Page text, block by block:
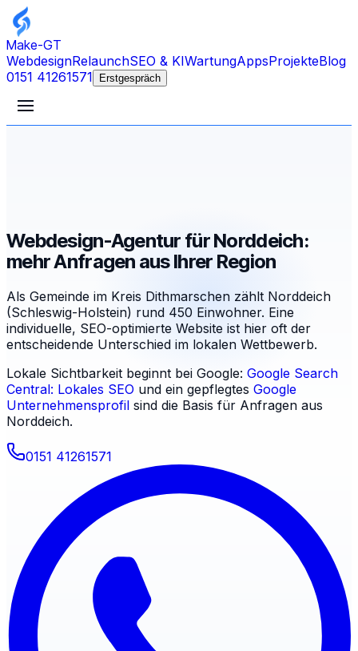
Make-GT
WebdesignRelaunchSEO & KIWartungAppsProjekteBlog
0151 41261571
Erstgespräch
Webdesign-Agentur für Norddeich:
mehr Anfragen aus Ihrer Region
Als Gemeinde im Kreis Dithmarschen zählt Norddeich
(Schleswig-Holstein) rund 450 Einwohner. Eine
individuelle, SEO-optimierte Website ist hier oft der
entscheidende Unterschied im lokalen Wettbewerb.
Lokale Sichtbarkeit beginnt bei Google: Google Search
Central: Lokales SEO und ein gepflegtes Google
Unternehmensprofil sind die Basis für Anfragen aus
Norddeich.
0151 41261571